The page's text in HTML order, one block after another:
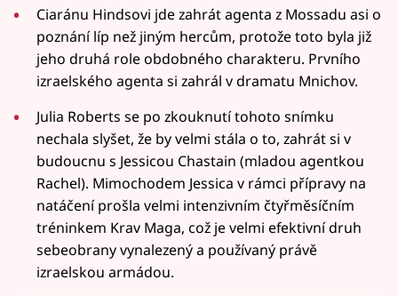
Ciaránu Hindsovi jde zahrát agenta z Mossadu asi o
poznání líp než jiným hercům, protože toto byla již
jeho druhá role obdobného charakteru. Prvního
izraelského agenta si zahrál v dramatu Mnichov.
Julia Roberts se po zkouknutí tohoto snímku
nechala slyšet, že by velmi stála o to, zahrát si v
budoucnu s Jessicou Chastain (mladou agentkou
Rachel). Mimochodem Jessica v rámci přípravy na
natáčení prošla velmi intenzivním čtyřměsíčním
tréninkem Krav Maga, což je velmi efektivní druh
sebeobrany vynalezený a používaný právě
izraelskou armádou.